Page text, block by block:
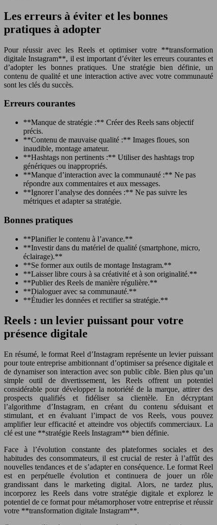
Les erreurs à éviter et les bonnes
pratiques à adopter
Pour réussir avec les Reels et optimiser votre **transformation
digitale Instagram**, il est important d’éviter les erreurs courantes et
d’adopter les bonnes pratiques. Une stratégie bien définie, un
contenu de qualité et une interaction active avec votre communauté
sont les clés du succès.
Erreurs courantes
**Manque de stratégie :** Créer des Reels sans objectif
précis.
**Contenu de mauvaise qualité :** Images floues, son
inaudible, montage amateur.
**Hashtags non pertinents :** Utiliser des hashtags trop
génériques ou inappropriés.
**Manque d’interaction avec la communauté :** Ne pas
répondre aux commentaires et aux messages.
**Ignorer l’analyse des données :** Ne pas suivre les
métriques et adapter sa stratégie.
Bonnes pratiques
**Planifier le contenu à l’avance.**
**Investir dans du matériel de qualité (smartphone, micro,
éclairage).**
**Se former aux outils de montage Instagram.**
**Laisser libre cours à sa créativité et à son originalité.**
**Publier des Reels de manière régulière.**
**Dialoguer avec sa communauté.**
**Étudier les données et rectifier sa stratégie.**
Reels : un levier puissant pour votre
présence digitale
En résumé, le format Reel d’Instagram représente un levier puissant
pour toute entreprise ambitionnant d’optimiser sa présence digitale et
de dynamiser son interaction avec son public cible. Bien plus qu’un
simple outil de divertissement, les Reels offrent un potentiel
considérable pour développer la notoriété de la marque, attirer des
prospects qualifiés et fidéliser sa clientèle. En décryptant
l’algorithme d’Instagram, en créant du contenu séduisant et
stimulant, et en évaluant l’impact de vos Reels, vous pouvez
amplifier leur efficacité et atteindre vos objectifs commerciaux. La
clé est une **stratégie Reels Instagram** bien définie.
Face à l’évolution constante des plateformes sociales et des
habitudes des consommateurs, il est crucial de rester à l’affût des
nouvelles tendances et de s’adapter en conséquence. Le format Reel
est en perpétuelle évolution et continuera de jouer un rôle
grandissant dans le marketing digital. Alors, ne tardez plus,
incorporez les Reels dans votre stratégie digitale et explorez le
potentiel de ce format pour métamorphoser votre entreprise et réussir
votre **transformation digitale Instagram**.